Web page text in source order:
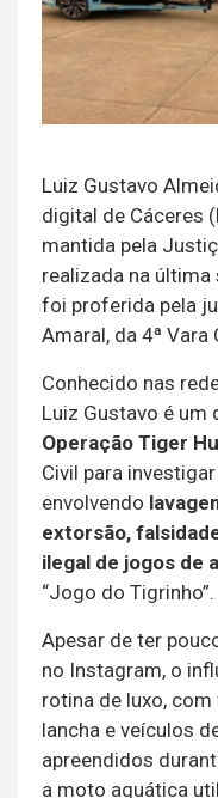
Luiz Gustavo
digital de Cáceres
mantida pela
realizada na
foi proferida pela
Amaral, da 4ª Vara
Conhecido nas
Luiz Gustavo é um
Operação Tiger
Civil para
envolvendo
extorsão,
ilegal de jogos de
“Jogo do Tigrinho”.
Apesar de ter
no Instagram, o
rotina de luxo,
lancha e veículos
apreendidos
a moto aquática